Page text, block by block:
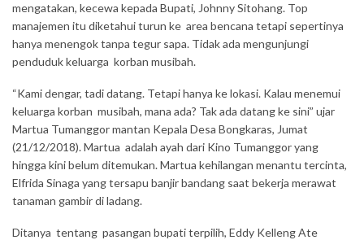
mengatakan, kecewa kepada Bupati, Johnny Sitohang. Top
manajemen itu diketahui turun ke area bencana tetapi sepertinya
hanya menengok tanpa tegur sapa. Tidak ada mengunjungi
penduduk keluarga korban musibah.
“Kami dengar, tadi datang. Tetapi hanya ke lokasi. Kalau menemui
keluarga korban musibah, mana ada? Tak ada datang ke sini” ujar
Martua Tumanggor mantan Kepala Desa Bongkaras, Jumat
(21/12/2018). Martua adalah ayah dari Kino Tumanggor yang
hingga kini belum ditemukan. Martua kehilangan menantu tercinta,
Elfrida Sinaga yang tersapu banjir bandang saat bekerja merawat
tanaman gambir di ladang.
Ditanya tentang pasangan bupati terpilih, Eddy Kelleng Ate